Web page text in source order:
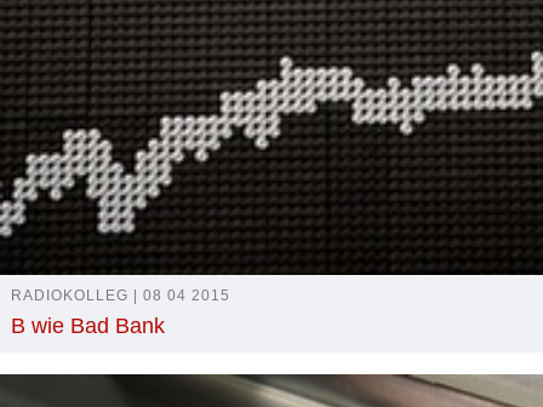
RADIOKOLLEG | 08 04 2015
B wie Bad Bank